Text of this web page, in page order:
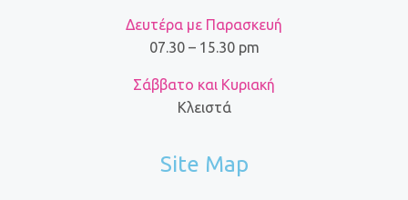
Δευτέρα με Παρασκευή
07.30 – 15.30 pm
Σάββατο και Κυριακή
Κλειστά
Site Map